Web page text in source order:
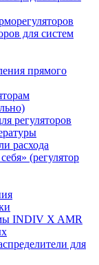
для систем
прямого
регуляторов
расхода
(регулятор
INDIV X AMR
для